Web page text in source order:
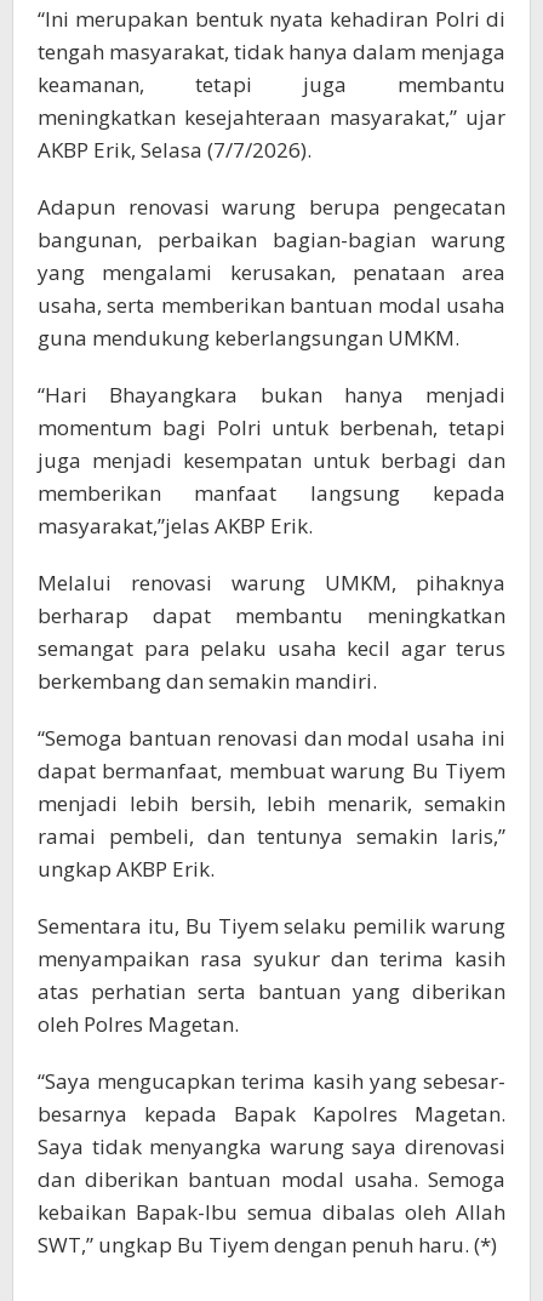
“Ini merupakan bentuk nyata kehadiran Polri di
tengah masyarakat, tidak hanya dalam menjaga
keamanan, tetapi juga membantu
meningkatkan kesejahteraan masyarakat,” ujar
AKBP Erik, Selasa (7/7/2026).
Adapun renovasi warung berupa pengecatan
bangunan, perbaikan bagian-bagian warung
yang mengalami kerusakan, penataan area
usaha, serta memberikan bantuan modal usaha
guna mendukung keberlangsungan UMKM.
“Hari Bhayangkara bukan hanya menjadi
momentum bagi Polri untuk berbenah, tetapi
juga menjadi kesempatan untuk berbagi dan
memberikan manfaat langsung kepada
masyarakat,”jelas AKBP Erik.
Melalui renovasi warung UMKM, pihaknya
berharap dapat membantu meningkatkan
semangat para pelaku usaha kecil agar terus
berkembang dan semakin mandiri.
“Semoga bantuan renovasi dan modal usaha ini
dapat bermanfaat, membuat warung Bu Tiyem
menjadi lebih bersih, lebih menarik, semakin
ramai pembeli, dan tentunya semakin laris,”
ungkap AKBP Erik.
Sementara itu, Bu Tiyem selaku pemilik warung
menyampaikan rasa syukur dan terima kasih
atas perhatian serta bantuan yang diberikan
oleh Polres Magetan.
“Saya mengucapkan terima kasih yang sebesar-
besarnya kepada Bapak Kapolres Magetan.
Saya tidak menyangka warung saya direnovasi
dan diberikan bantuan modal usaha. Semoga
kebaikan Bapak-Ibu semua dibalas oleh Allah
SWT,” ungkap Bu Tiyem dengan penuh haru. (*)